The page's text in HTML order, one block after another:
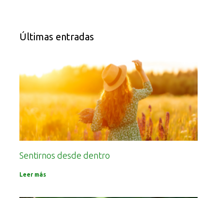
Últimas entradas
Sentirnos desde dentro
Leer más